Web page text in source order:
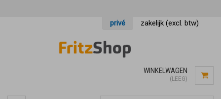
privé zakelijk (excl. btw)
WINKELWAGEN
(LEEG)